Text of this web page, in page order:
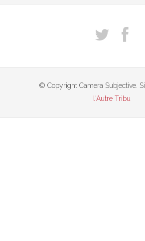
© Copyright Camera Subjective.
l'Autre Tribu